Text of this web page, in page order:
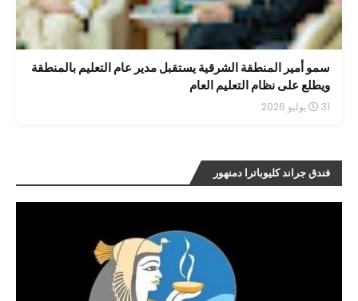
سمو أمير المنطقة الشرقية يستقبل مدير عام التعليم بالمنطقة
ويطلع على نظام التعليم العام
31 يوليو 2026
فندق جراند كليوباترا دمنهور